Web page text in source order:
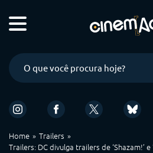
Home
Trailers
Trailers: DC divulga trailers de ‘Shazam!’